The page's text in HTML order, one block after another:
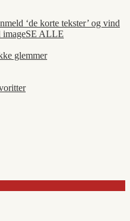
‘de korte tekster’ og vind
SE ALLE
glemmer